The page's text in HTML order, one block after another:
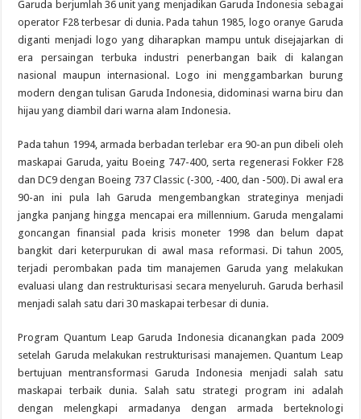
Garuda berjumlah 36 unit yang menjadikan Garuda Indonesia sebagai
operator F28 terbesar di dunia. Pada tahun 1985, logo oranye Garuda
diganti menjadi logo yang diharapkan mampu untuk disejajarkan di
era persaingan terbuka industri penerbangan baik di kalangan
nasional maupun internasional. Logo ini menggambarkan burung
modern dengan tulisan Garuda Indonesia, didominasi warna biru dan
hijau yang diambil dari warna alam Indonesia.
Pada tahun 1994, armada berbadan terlebar era 90-an pun dibeli oleh
maskapai Garuda, yaitu Boeing 747-400, serta regenerasi Fokker F28
dan DC9 dengan Boeing 737 Classic (-300, -400, dan -500). Di awal era
90-an ini pula lah Garuda mengembangkan strateginya menjadi
jangka panjang hingga mencapai era millennium. Garuda mengalami
goncangan finansial pada krisis moneter 1998 dan belum dapat
bangkit dari keterpurukan di awal masa reformasi. Di tahun 2005,
terjadi perombakan pada tim manajemen Garuda yang melakukan
evaluasi ulang dan restrukturisasi secara menyeluruh. Garuda berhasil
menjadi salah satu dari 30 maskapai terbesar di dunia.
Program Quantum Leap Garuda Indonesia dicanangkan pada 2009
setelah Garuda melakukan restrukturisasi manajemen. Quantum Leap
bertujuan mentransformasi Garuda Indonesia menjadi salah satu
maskapai terbaik dunia. Salah satu strategi program ini adalah
dengan melengkapi armadanya dengan armada berteknologi